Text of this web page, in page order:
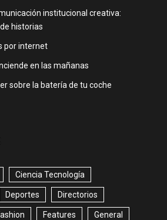
institucional creativa:
historias
por internet
en las mañanas
sobre la batería de tu coche
Ciencia Tecnología
Deportes Directorios
Features General